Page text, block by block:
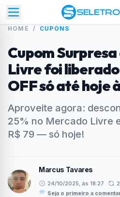
HOME / CUPONS
Cupom
Livre foi
OFF só até hoje
Aproveite agora:
25% no Mercado Livre
R$ 79 — só hoje!
Marcus Tavares
24/10/2025, às 18:27
Seja o primeiro a